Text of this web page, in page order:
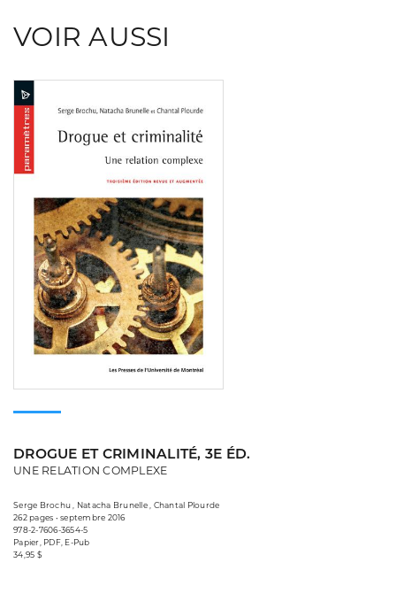
VOIR AUSSI
DROGUE ET CRIMINALITÉ, 3E ÉD.
UNE RELATION COMPLEXE
Serge Brochu , Natacha Brunelle , Chantal Plourde
262 pages • septembre 2016
978-2-7606-3654-5
Papier, PDF, E-Pub
34,95 $